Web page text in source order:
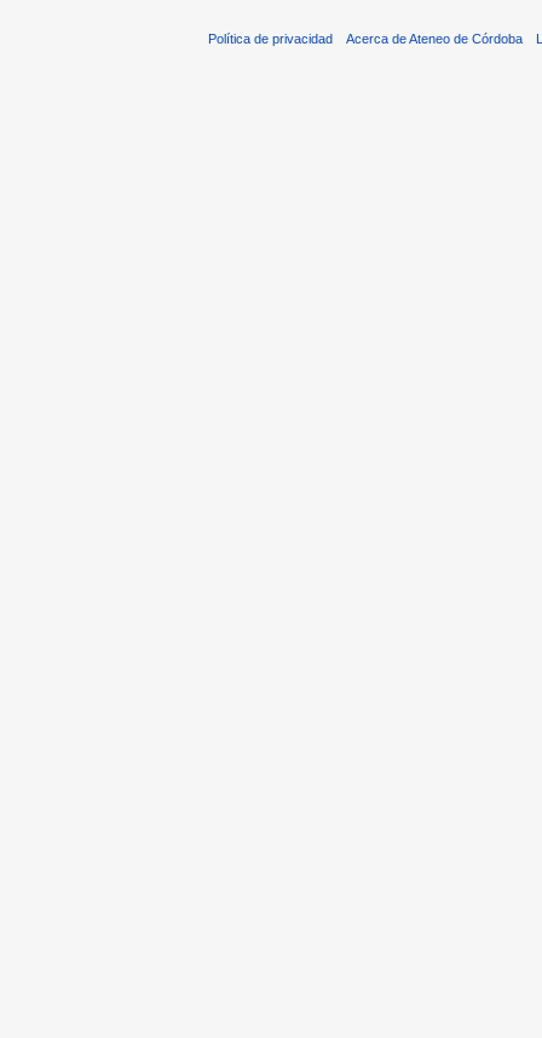
Política de privacidad Acerca de Ateneo de Córdoba